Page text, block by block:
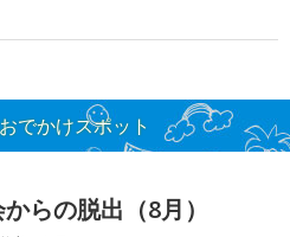
でかけスポット
らの脱出（8月）